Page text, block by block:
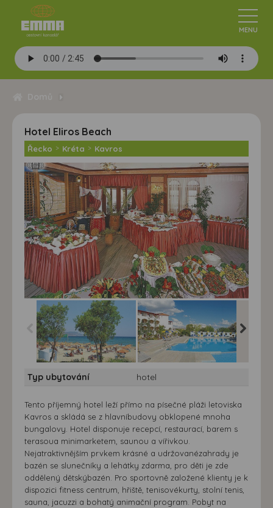
Hotel Eliros Beach
Řecko > Kréta > Kavros
Typ ubytování
hotel
Tento příjemný hotel leží přímo na písečné pláži letoviska
Kavros a skládá se z hlavníbudovy obklopené mnoha
bungalovy. Hotel disponuje recepcí, restaurací, barem s
terasoua minimarketem, saunou a vířivkou.
Nejatraktivnějším prvkem krásné a udržovanézahrady je
bazén se slunečníky a lehátky zdarma, pro děti je zde
oddělený dětskýbazén. Pro sportovně založené klienty je k
dispozici fitness centrum, hřiště, tenisovékurty, stolní tenis,
sauna, jacuzzi a bohatý animační program. Pobyt na